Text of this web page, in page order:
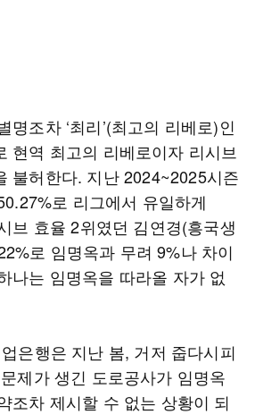
명조차 ‘최리’(최고의 리베로)인
현역 최고의 리베로이자 리시브
불허한다. 지난 2024~2025시즌
로 리그에서 유일하게
브 효율 2위였던 김연경(흥국생
로 임명옥과 무려 9%나 차이
나는 임명옥을 따라올 자가 없
은행은 지난 봄, 거저 줍다시피
제가 생긴 도로공사가 임명옥
조차 제시할 수 없는 상황이 되